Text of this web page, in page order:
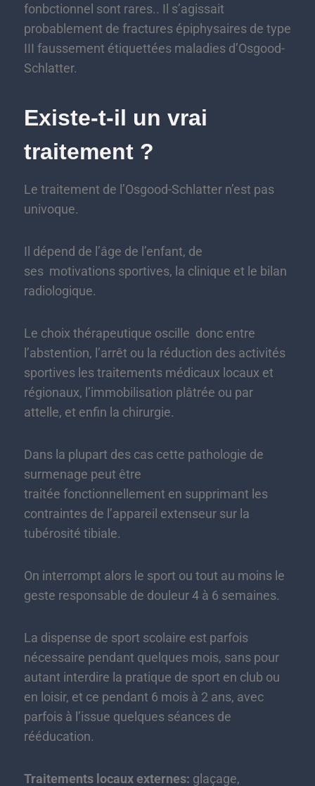
fonbctionnel sont rares.. Il s’agissait
probablement de fractures épiphysaires de type
III faussement étiquettées maladies d’Osgood-
Schlatter.
Existe-t-il un vrai
traitement ?
Le traitement de l’Osgood-Schlatter n’est pas
univoque.
Il dépend de l’âge de l’enfant, de
ses motivations sportives, la clinique et le bilan
radiologique.
Le choix thérapeutique oscille donc entre
l’abstention, l’arrêt ou la réduction des activités
sportives les traitements médicaux locaux et
régionaux, l’immobilisation plâtrée ou par
attelle, et enfin la chirurgie.
Dans la plupart des cas cette pathologie de
surmenage peut être
traitée fonctionnellement en supprimant les
contraintes de l’appareil extenseur sur la
tubérosité tibiale.
On interrompt alors le sport ou tout au moins le
geste responsable de douleur 4 à 6 semaines.
La dispense de sport scolaire est parfois
nécessaire pendant quelques mois, sans pour
autant interdire la pratique de sport en club ou
en loisir, et ce pendant 6 mois à 2 ans, avec
parfois à l’issue quelques séances de
rééducation.
Traitements locaux externes: glaçage,